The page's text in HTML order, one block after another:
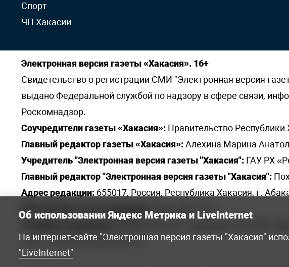
Спорт
ЧП Хакасии
Электронная версия газеты «Хакасия». 16+
Свидетельство о регистрации СМИ "Электронная версия
выдано Федеральной службой по надзору в сфере связи,
Роскомнадзор.
Соучредители газеты «Хакасия»: Правительство
Главный редактор газеты «Хакасия»:Алехина Марина
Учредитель "Электронная версия газеты "Хакасия": ГАУ РХ
Главный редактор "Электронная версия газеты "Хакасия":
Адрес редакции: 655017, Россия, Республика Хакасия, г.
Электронная почта редакции: khakred@r-19.ru
elena.s.korotkowa@yandex.ru.
Об использовании Яндекс Метрика и LiveInternet
На интернет-сайте "Электронная версия газеты "Хакасия"
"LiveInternet"